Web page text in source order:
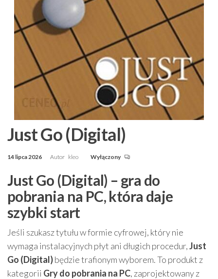
Just Go (Digital)
14 lipca 2026 Autor kleo Wyłączony
Just Go (Digital) – gra do
pobrania na PC, która daje
szybki start
Jeśli szukasz tytułu w formie cyfrowej, który nie
wymaga instalacyjnych płyt ani długich procedur,Just
Go (Digital)będzie trafionym wyborem. To produkt z
kategorii Gry do pobrania na PC, zaprojektowany z